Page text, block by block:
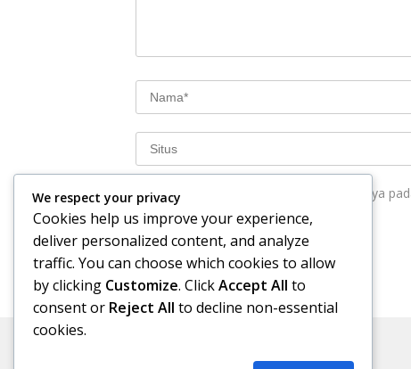
Simpan nama, email, dan situs web saya
We respect your privacy
Cookies help us improve your experience,
deliver personalized content, and analyze
traffic. You can choose which cookies to allow
by clicking Customize. ClickAccept All to
consent or Reject All to decline non-essential
cookies.